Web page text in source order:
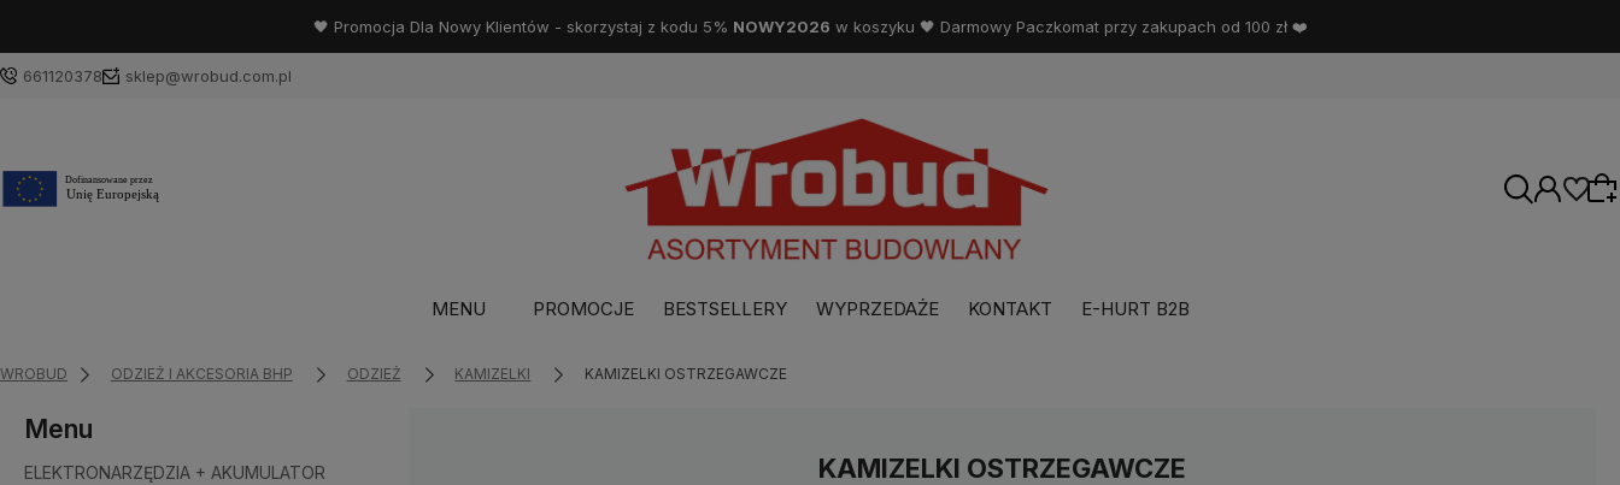
🖤 Promocja Dla Nowy Klientów - skorzystaj z kodu 5% NOWY2026 w koszyku 🖤 Darmowy Paczkomat przy zakupach od 100 zł ❤️
661120378 sklep@wrobud.com.pl
MENU PROMOCJE BESTSELLERY WYPRZEDAŻE KONTAKT E-HURT B2B
WROBUD ODZIEŻ I AKCESORIA BHP ODZIEŻ KAMIZELKI KAMIZELKI OSTRZEGAWCZE
Menu
ELEKTRONARZĘDZIA + AKUMULATOR
KAMIZELKI OSTRZEGAWCZE